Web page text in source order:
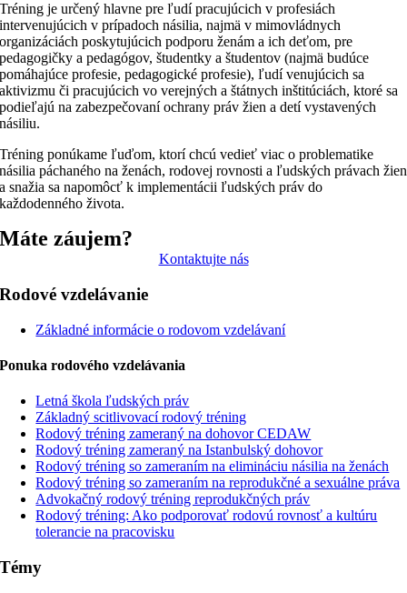
Tréning je určený hlavne pre ľudí pracujúcich v profesiách
intervenujúcich v prípadoch násilia, najmä v mimovládnych
organizáciách poskytujúcich podporu ženám a ich deťom, pre
pedagogičky a pedagógov, študentky a študentov (najmä budúce
pomáhajúce profesie, pedagogické profesie), ľudí venujúcich sa
aktivizmu či pracujúcich vo verejných a štátnych inštitúciách, ktoré sa
podieľajú na zabezpečovaní ochrany práv žien a detí vystavených
násiliu.
Tréning ponúkame ľuďom, ktorí chcú vedieť viac o problematike
násilia páchaného na ženách, rodovej rovnosti a ľudských právach žien
a snažia sa napomôcť k implementácii ľudských práv do
každodenného života.
Máte záujem?
Kontaktujte nás
Rodové vzdelávanie
Základné informácie o rodovom vzdelávaní
Ponuka rodového vzdelávania
Letná škola ľudských práv
Základný scitlivovací rodový tréning
Rodový tréning zameraný na dohovor CEDAW
Rodový tréning zameraný na Istanbulský dohovor
Rodový tréning so zameraním na elimináciu násilia na ženách
Rodový tréning so zameraním na reprodukčné a sexuálne práva
Advokačný rodový tréning reprodukčných práv
Rodový tréning: Ako podporovať rodovú rovnosť a kultúru
tolerancie na pracovisku
Témy